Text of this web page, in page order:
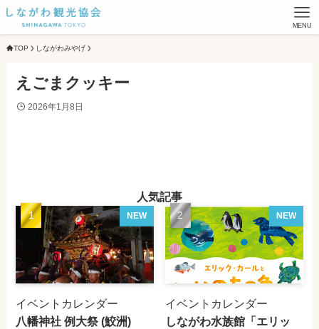
MENU
TOP しながわみやげ
えごまクッキー
2026年1月8日
人気記事
NEW
イベントカレンダー
八幡神社 例大祭 (鮫洲)
NEW
イベントカレンダー
しながわ水族館「エリッ